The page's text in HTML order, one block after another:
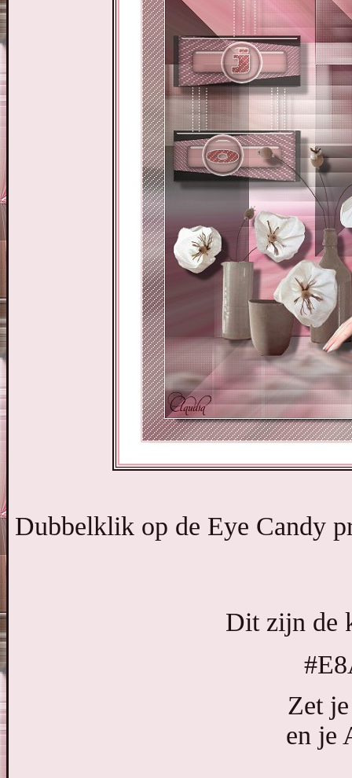
Dubbelklik op de Eye Candy
Dit zijn de
Zet
en je